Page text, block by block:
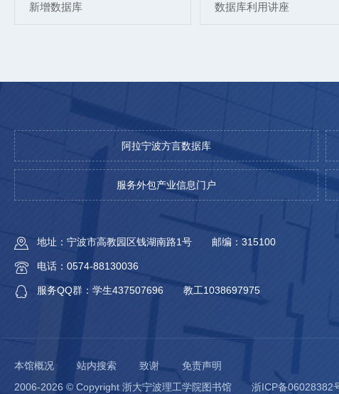
新增数据库 数据库利用讲座
阿拉宁波方言数据库
服务外包产业信息门户
地址：宁波市高教园区钱湖南路1号 邮编：315100
电话：0574-88130036
服务QQ群：学生437507696 教工1038697975
本馆概况 站内搜索 致谢
免责声明
2006-2026 © Copyright 浙大宁波理工学院图书馆
浙ICP备06028382